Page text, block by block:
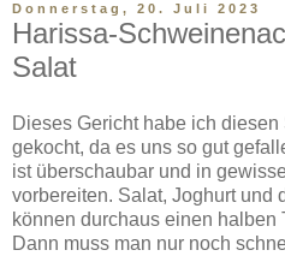
Donnerstag, 20. Juli 2023
Harissa-
Salat
Dieses Gericht habe ich diesen
gekocht, da es uns so gut
ist überschaubar und in
vorbereiten. Salat, Joghurt und
können durchaus einen halben
Dann muss man nur noch